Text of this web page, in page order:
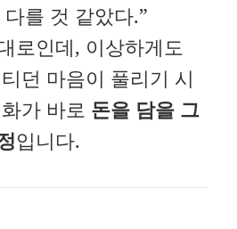
를 것 같았다.”
로인데, 이상하게도
던 마음이 풀리기 시
가 바로 돈을 담을 그
입니다.